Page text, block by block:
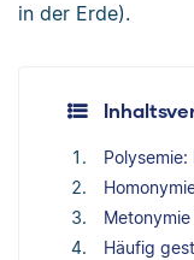
in der Erde).
Häufig